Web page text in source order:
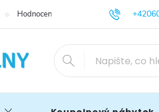
Hodnocení obchodu Obchodní